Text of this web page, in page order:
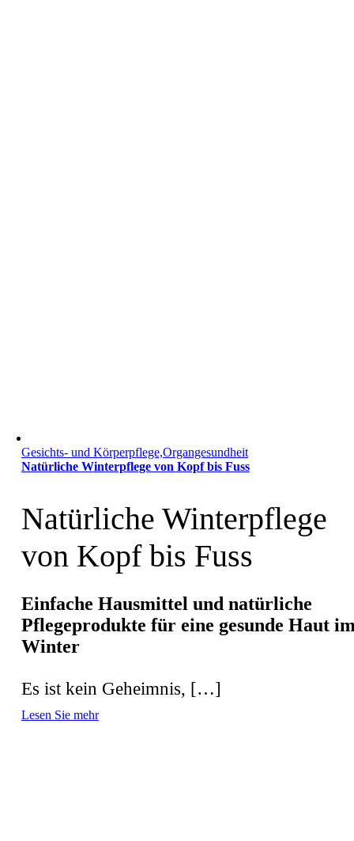
Gesichts- und Körperpflege,Organgesundheit
Natürliche Winterpflege von Kopf bis Fuss
Natürliche Winterpflege
von Kopf bis Fuss
Einfache Hausmittel und natürliche
Pflegeprodukte für eine gesunde Haut
Winter
Es ist kein Geheimnis, […]
Lesen Sie mehr